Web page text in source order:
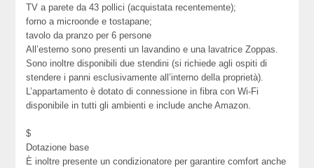
TV a parete da 43 pollici (acquistata recentemente);
forno a microonde e tostapane;
tavolo da pranzo per 6 persone
All’esterno sono presenti un lavandino e una lavatrice Zoppas.
Sono inoltre disponibili due stendini (si richiede agli ospiti di
stendere i panni esclusivamente all’interno della proprietà).
L’appartamento è dotato di connessione in fibra con Wi-Fi
disponibile in tutti gli ambienti e include anche Amazon.
$
Dotazione base
È inoltre presente un condizionatore per garantire comfort anche